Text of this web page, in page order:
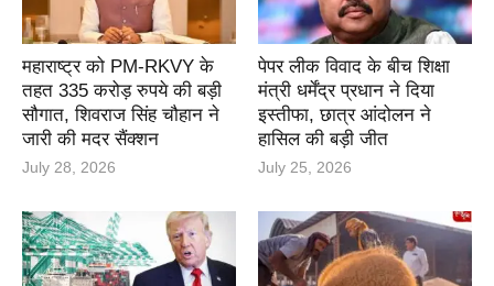
महाराष्ट्र को PM-RKVY के
तहत 335 करोड़ रुपये की बड़ी
सौगात, शिवराज सिंह चौहान ने
जारी की मदर सैंक्शन
July 28, 2026
पेपर लीक विवाद के बीच शिक्षा
मंत्री धर्मेंद्र प्रधान ने दिया
इस्तीफा, छात्र आंदोलन ने
हासिल की बड़ी जीत
July 25, 2026